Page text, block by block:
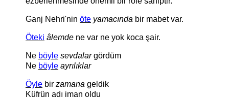
Ganj Nehri'nin öte yamacında bir mabet var.
Öteki âlemde ne var ne yok koca şair.
Ne böyle sevdalargördüm
Ne böyle ayrılıklar
Öyle bir zamana geldik
Küfrün adı iman oldu